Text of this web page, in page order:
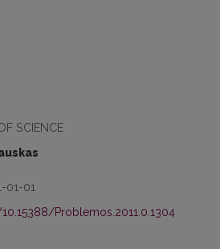
SCIENCE
01-01
Problemos.2011.0.1304